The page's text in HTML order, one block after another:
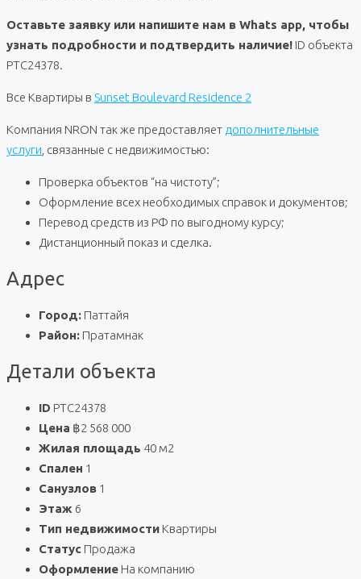
Оставьте заявку или напишите нам в Whats app, чтобы
узнать подробности и подтвердить наличие! ID объекта
PTC24378.
Все Квартиры в Sunset Boulevard Residence 2
Компания NRON так же предоставляет дополнительные
услуги , связанные с недвижимостью:
Проверка объектов “на чистоту”;
Оформление всех необходимых справок и документов;
Перевод средств из РФ по выгодному курсу;
Дистанционный показ и сделка.
Адрес
Город: Паттайя
Район: Пратамнак
Детали объекта
ID PTC24378
Цена ฿2 568 000
Жилая площадь 40 м2
Спален 1
Санузлов 1
Этаж 6
Тип недвижимости Квартиры
Статус Продажа
Оформление На компанию